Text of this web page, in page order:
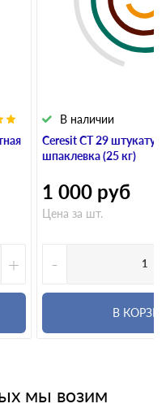
+
Ceresit CT 29
шпаклевка (25 кг)
В наличии
1 000 руб
Цена за шт.
-
В
мы возим